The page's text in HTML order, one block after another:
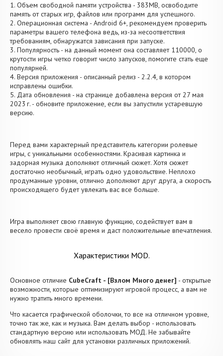
1. Объем свободной памяти устройства - 383MB, освободите
память от старых игр, файлов или программ для успешного.
2. Операционная система - Android 6+, рекомендуем проверить
параметры вашего телефона ведь, из-за несоответствия
требованиям, обнаружатся зависания при запуске.
3. Популярность - на данный момент она составляет 110000, о
крутости игры четко говорит число запусков, помогите стать еще
популярней.
4. Версия приложения - описанный релиз - 2.2.4, в котором
исправлены ошибки.
5. Дата обновления - на странице добавлена версия от 27 мая
2023 г. - обновите приложение, если вы запустили устаревшую
версию.
Перед вами характерный представитель категории ролевые
игры, с уникальными особенностями. Красивая картинка и
задорная музыка дополняют отличный сюжет. Хотя сюжет
достаточно необычный, играть одно удовольствие. Неплохо
продуманные уровни, отлично дополняют друг друга, а скорость
происходящего будет увлекать вас все больше.
Игра выполняет свою главную функцию, содействует вам в
весело провести своё время и даст положительные впечатления.
Характеристики MOD.
Основное отличие CubeCraft - [Взлом Много денег] - открытые
возможности, которые оптимизируют игровой процесс, а вам не
нужно тратить много времени.
Что касается графической оболочки, то все на отличном уровне,
точно так же, как и музыка. Вам делать выбор - использовать
стандартную версию или использовать МОД. Не забывайте
обновлять наш сайт для установки различных приложений.